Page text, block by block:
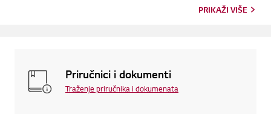
PRIKAŽI VIŠE
Priručnici i dokumenti
Traženje priručnika i dokumenata